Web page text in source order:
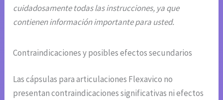
cuidadosamente todas las instrucciones, ya que
contienen información importante para usted.
Contraindicaciones y posibles efectos secundarios
Las cápsulas para articulaciones Flexavico no
presentan contraindicaciones significativas ni efectos